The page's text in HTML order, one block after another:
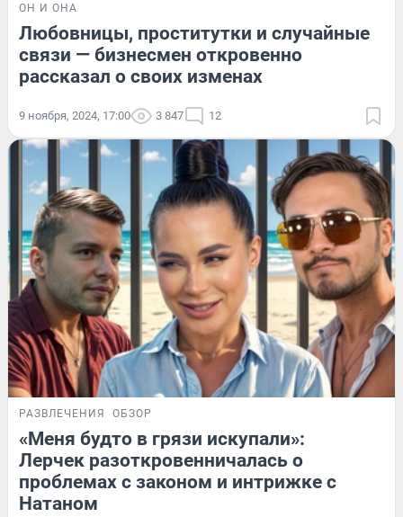
ОН И ОНА
Любовницы, проститутки и случайные
связи — бизнесмен откровенно
рассказал о своих изменах
9 ноября, 2024, 17:00 3 847 12
РАЗВЛЕЧЕНИЯ ОБЗОР
«Меня будто в грязи искупали»:
Лерчек разоткровенничалась о
проблемах с законом и интрижке с
Натаном